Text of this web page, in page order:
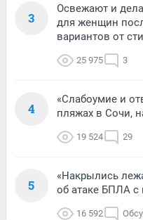
3
Освежают и
для женщин
вариантов от
25 975 3
4
«Слабоумие и
пляжах в Сочи,
19 524 29
5
«Накрылись
об атаке БПЛА
16 592